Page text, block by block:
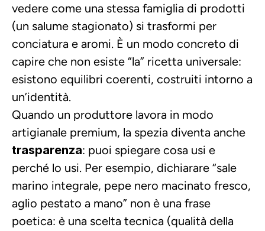
vedere come una stessa famiglia di prodotti
(un salume stagionato) si trasformi per
conciatura e aromi. È un modo concreto di
capire che non esiste “la” ricetta universale:
esistono equilibri coerenti, costruiti intorno a
un’identità.
Quando un produttore lavora in modo
trasparenza: puoi spiegare cosa usi e
perché lo usi. Per esempio, dichiarare “sale
marino integrale, pepe nero macinato fresco,
aglio pestato a mano” non è una frase
poetica: è una scelta tecnica (qualità della